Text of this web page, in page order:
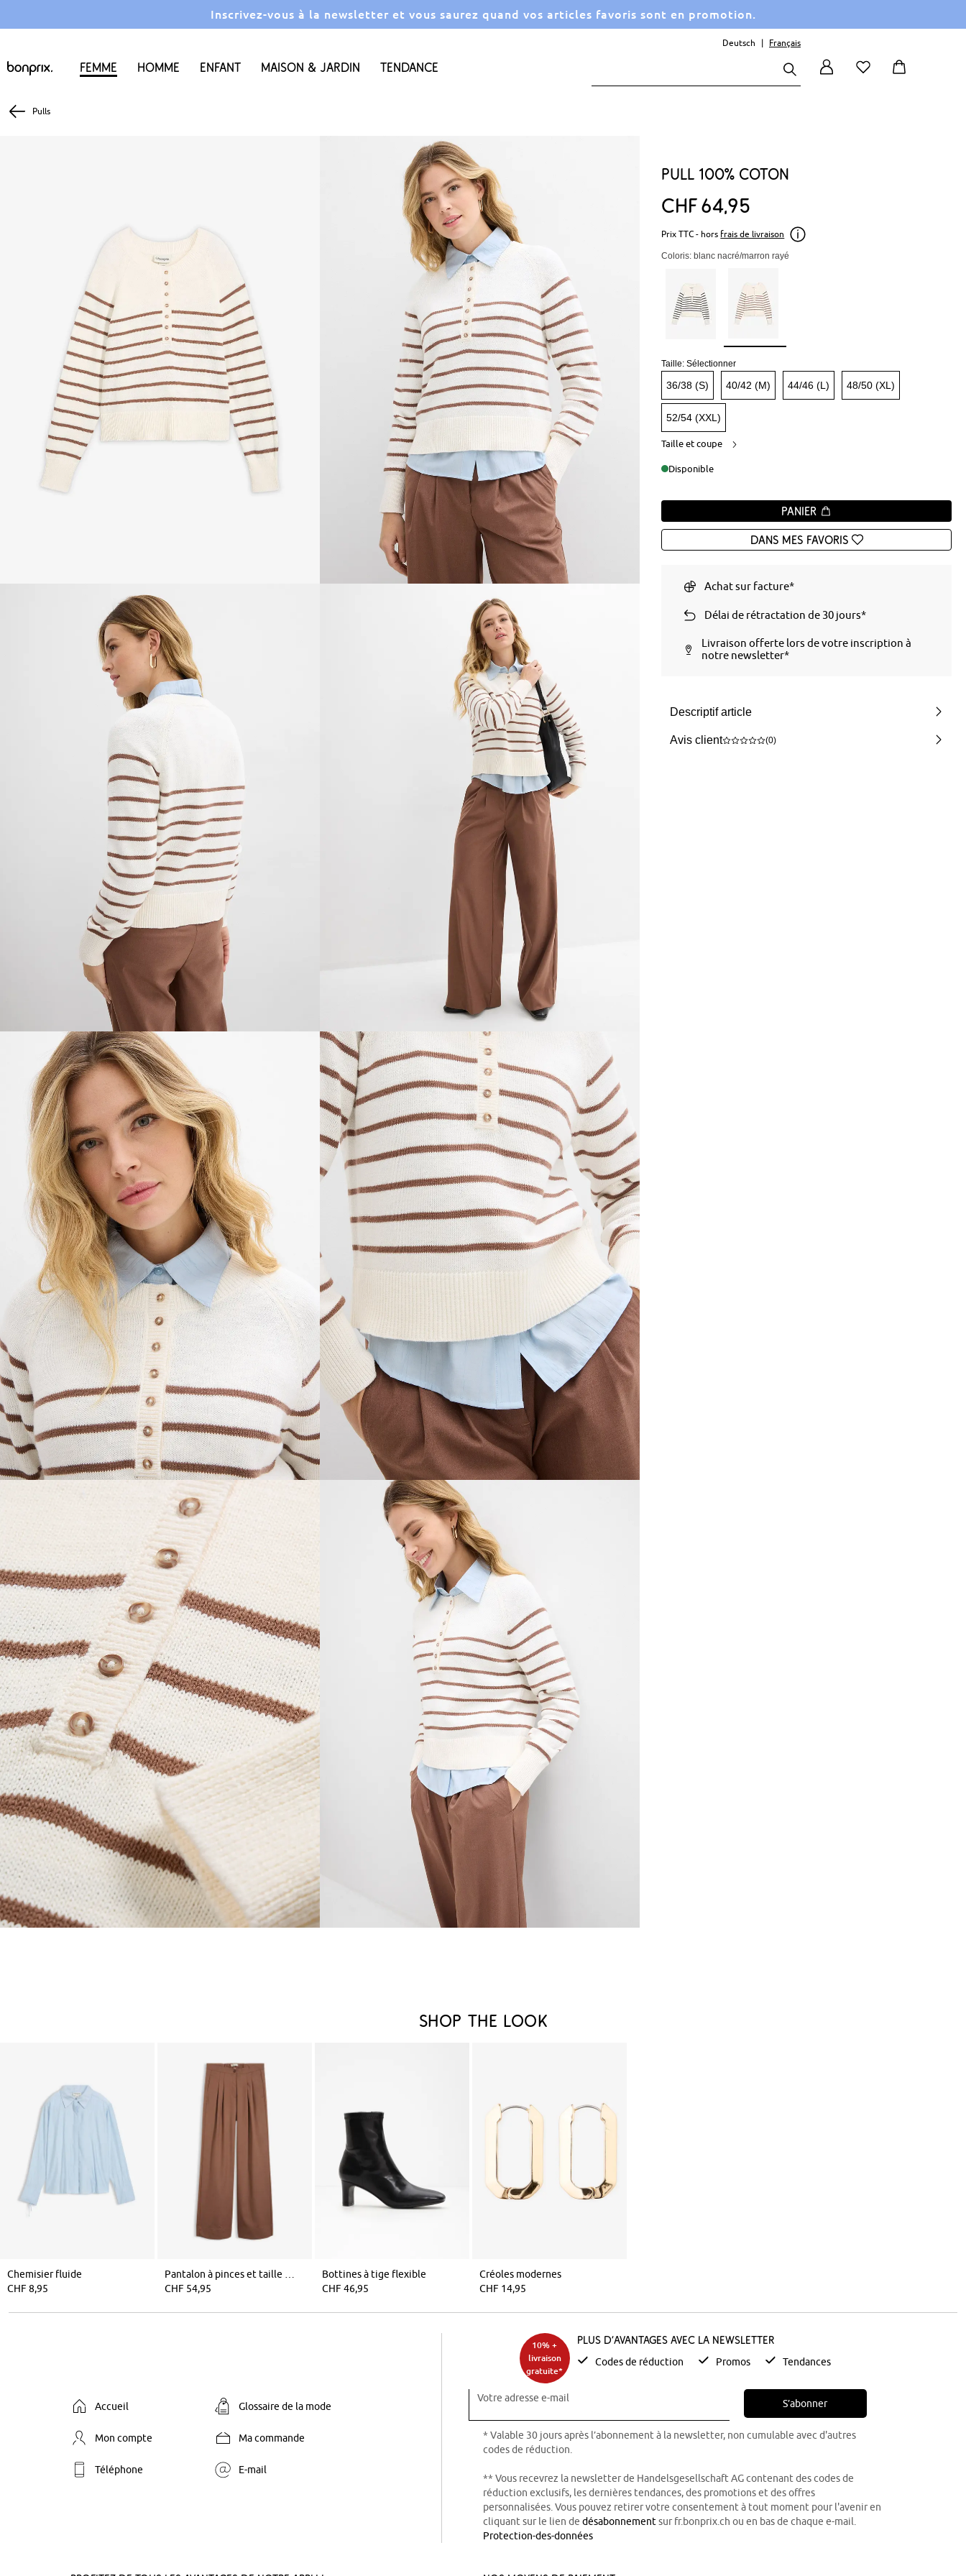
Inscrivez-vous à la newsletter et vous saurez quand vos articles favoris sont en promotion.
Femme Homme Enfant Maison & Jardin Tendance
Deutsch Français
Pulls
Pull 100% coton
CHF6495
Prix TTC - hors frais de livraison
Coloris: blanc nacré/marron rayé
Taille:Sélectionner
36/38 (S) 40/42 (M) 44/46 (L) 48/50 (XL)
52/54 (XXL)
Taille et coupe
Disponible
Panier
Dans mes favoris
Achat sur facture*
Délai de rétractation de 30 jours*
Livraison offerte lors de votre inscription à
notre newsletter*
Descriptif article
Avis client (0)
Shop the look
Chemisier fluide
CHF 8,95
CHF 54,95
Bottines à tige flexible
CHF 46,95
Créoles modernes
CHF 14,95
Accueil Glossaire de la mode
Mon compte Ma commande
Téléphone E-mail
10% +
livraison
gratuite*
Plus d’avantages avec la newsletter
Codes de réduction Promos Tendances
Votre adresse e-mail S’abonner
* Valable 30 jours après l’abonnement à la newsletter, non cumulable avec d'autres
codes de réduction.
** Vous recevrez la newsletter de Handelsgesellschaft AG contenant des codes de
réduction exclusifs, les dernières tendances, des promotions et des offres
personnalisées. Vous pouvez retirer votre consentement à tout moment pour l'avenir en
cliquant sur le lien de désabonnementsur fr.bonprix.ch ou en bas de chaque e-mail.
Protection-des-données